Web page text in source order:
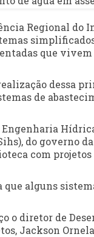
Regional do
que
dessa
de
do governo
com
alguns
o diretor de
Jackson